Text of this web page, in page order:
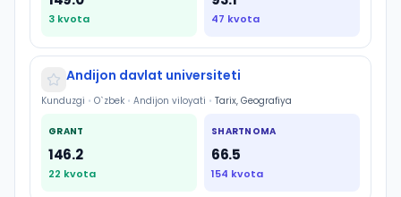
3 kvota 47 kvota
Andijon davlat universiteti
Kunduzgi • O`zbek • Andijon viloyati • Tarix, Geografiya
GRANT
146.2
22 kvota
SHARTNOMA
66.5
154 kvota